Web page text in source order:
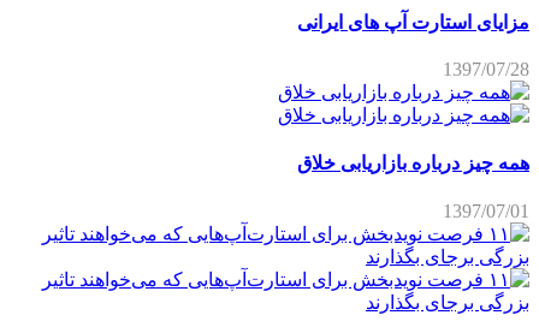
مزایای استارت آپ های ایرانی
1397/07/28
همه چیز درباره بازاریابی خلاق
1397/07/01